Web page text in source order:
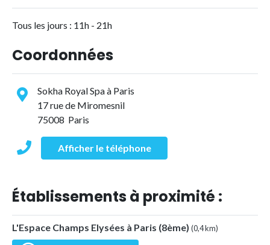
Tous les jours : 11h - 21h
Coordonnées
Sokha Royal Spa à Paris
17 rue de Miromesnil
75008 Paris
Afficher le téléphone
Établissements à proximité :
L'Espace Champs Elysées à Paris (8ème) (0,4 km)